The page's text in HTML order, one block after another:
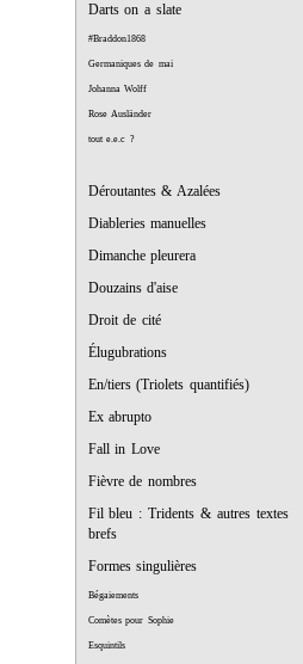
Darts on a slate
#Braddon1868
Germaniques de mai
Johanna Wolff
Rose Ausländer
tout e.e.c ?
Déroutantes & Azalées
Diableries manuelles
Dimanche pleurera
Douzains d'aise
Droit de cité
Élugubrations
En/tiers (Triolets quantifiés)
Ex abrupto
Fall in Love
Fièvre de nombres
Fil bleu : Tridents & autres textes
brefs
Formes singulières
Bégaiements
Comètes pour Sophie
Esquintils